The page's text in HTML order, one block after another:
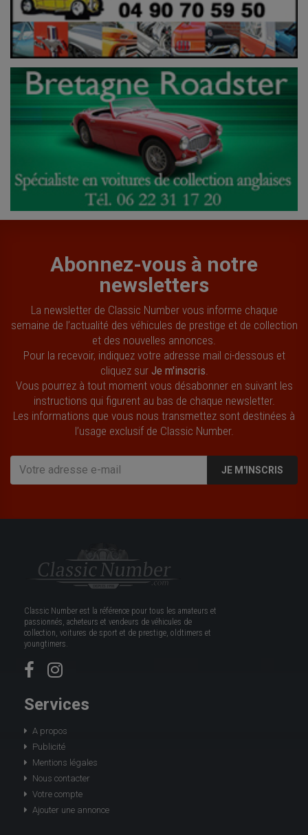
Abonnez-vous à notre
newsletters
La newsletter de Classic Number vous informe chaque
semaine de l’actualité des véhicules de prestige et de collection
et des nouvelles annonces.
Pour la recevoir, indiquez votre adresse mail ci-dessous et
cliquez sur Je m'inscris
Vous pourrez à tout moment vous désabonner en suivant les
instructions qui figurent au bas de chaque newsletter.
Les informations que vous nous transmettez sont destinées à
l’usage exclusif de Classic Number.
JE M'INSCRIS
Classic Number est la référence pour tous les amateurs et
passionnés, acheteurs et vendeurs de véhicules de
collection, voitures de sport et de prestige, oldtimers et
youngtimers.
Services
A propos
Publicité
Mentions légales
Nous contacter
Votre compte
Ajouter une annonce